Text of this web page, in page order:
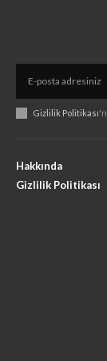
Gizlilik Politikası
Hakkında
Gizlilik Politikası